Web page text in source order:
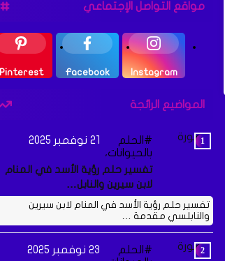
مواقع التواصل الإجتماعي
Instagram
Facebook
Pinterest
المواضيع الرائجة
الحلم
بالحيوانات،
21 نوفمبر 2025
تفسير حلم رؤية الأسد في المنام
لابن سيرين والنابل…
تفسير حلم رؤية الأسد في المنام لابن سيرين
والنابلسي مقدمة …
الحلم
23 نوفمبر 2025